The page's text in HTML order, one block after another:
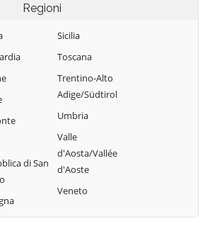
Sant'Agata
Bolognese
Sasso Marconi
Valsamoggia
Vergato
Zola Predosa
Regioni
di San
Sicilia
Toscana
Trentino-Alto
Adige/Südtirol
Umbria
Valle
d'Aosta/Vallée
d'Aoste
Veneto